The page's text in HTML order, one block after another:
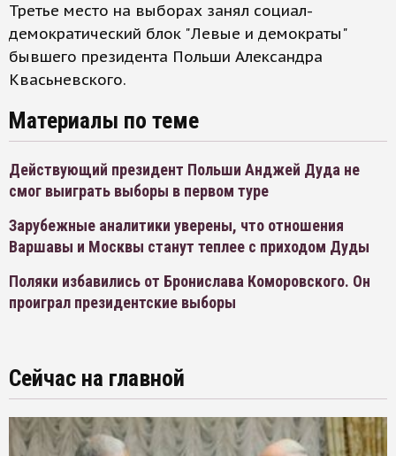
Третье место на выборах занял социал-
демократический блок "Левые и демократы"
бывшего президента Польши Александра
Квасьневского.
Материалы по теме
Действующий президент Польши Анджей Дуда не
смог выиграть выборы в первом туре
Зарубежные аналитики уверены, что отношения
Варшавы и Москвы станут теплее с приходом Дуды
Поляки избавились от Бронислава Коморовского. Он
проиграл президентские выборы
Сейчас на главной